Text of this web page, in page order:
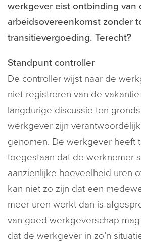
werkgever eist ontbinding van
arbeidsovereenkomst zonder
transitievergoeding. Terecht?
Standpunt controller
De controller wijst naar de
niet-registreren van de
langdurige discussie ten
werkgever zijn
genomen. De werkgever heeft
toegestaan dat de werknemer
aanzienlijke hoeveelheid uren
kan niet zo zijn dat een
meer uren werkt dan is
van goed werkgeverschap
dat de werkgever in zo’n